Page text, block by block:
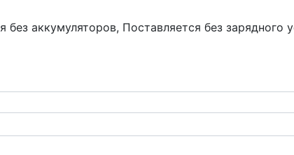
без аккумуляторов, Поставляется без